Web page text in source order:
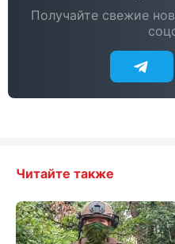
Получайте свежие
Читайте также